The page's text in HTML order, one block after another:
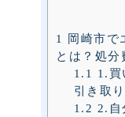
1
岡崎市で
とは？処分
1.1
1.買
引き取
1.2 2.自